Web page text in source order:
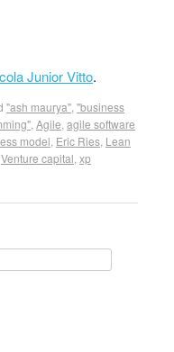
Junior Vitto.
"ash maurya" "business
Agile agile software
model Eric Ries Lean
Venture capital xp